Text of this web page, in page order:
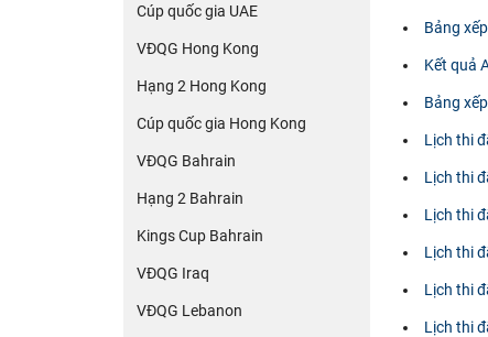
Cúp quốc gia UAE
VĐQG Hong Kong
Hạng 2 Hong Kong
Cúp quốc gia Hong Kong
VĐQG Bahrain
Hạng 2 Bahrain
Kings Cup Bahrain
VĐQG Iraq
VĐQG Lebanon
Bảng
Kết quả
Bảng
Lịch thi
Lịch thi
Lịch thi
Lịch thi
Lịch thi
Lịch thi